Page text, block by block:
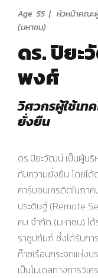
Age 55 | หัวหน้าคณะ
(มหาชน)
ดร. ปิยะ
พงศ์
วิศวกรผู้ใช้เท
ยั่งยืน
ดร.ปิยะวัฒน์ เป็นผู้บริ
กับความยั่งยืน โดยได้
คาร์บอนเครดิตในภา
ประดิษฐ์ (Remote
คม จำกัด (มหาชน) ไ
ราชูปถัมภ์ ซึ่งได้รับก
ก๊าซเรือนกระจกแห่งป
เป็นโมเดลทางการวิเ